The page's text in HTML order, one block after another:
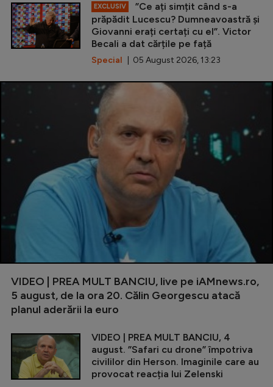
EXCLUSIV
”Ce ați simțit când s-a
prăpădit Lucescu? Dumneavoastră și
Giovanni erați certați cu el”. Victor
Becali a dat cărțile pe față
Special | 05 August 2026, 13:23
VIDEO | PREA MULT BANCIU, live pe iAMnews.ro,
5 august, de la ora 20. Călin Georgescu atacă
planul aderării la euro
VIDEO | PREA MULT BANCIU, 4
august. ”Safari cu drone” împotriva
civililor din Herson. Imaginile care au
provocat reacția lui Zelenski